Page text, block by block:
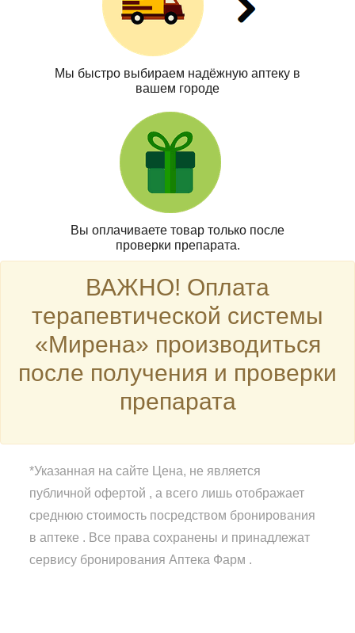
Мы быстро выбираем надёжную аптеку в
вашем городе
Вы оплачиваете товар только после
проверки препарата.
ВАЖНО! Оплата
терапевтической системы
«Мирена» производиться
после получения и проверки
препарата
*Указанная на сайте Цена, не является
публичной офертой , а всего лишь отображает
среднюю стоимость посредством бронирования
в аптеке . Все права сохранены и принадлежат
сервису бронирования Аптека Фарм .